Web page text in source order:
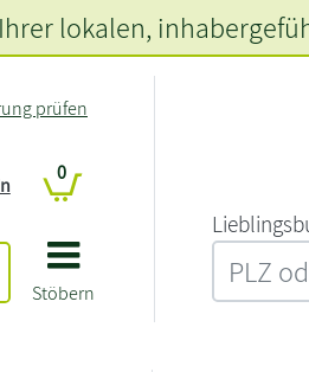
Stöbern
prüfen
0
lokalen,